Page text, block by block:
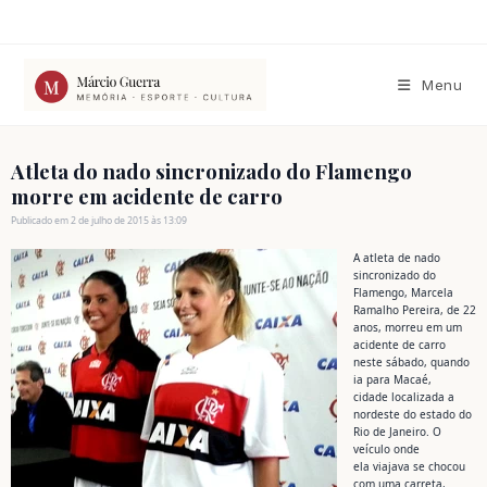
conteúdo
Menu
Atleta do nado sincronizado do Flamengo
morre em acidente de carro
Publicado em 2 de julho de 2015 às 13:09
A atleta de nado
sincronizado do
Flamengo, Marcela
Ramalho Pereira, de 22
anos, morreu em um
acidente de carro
neste sábado, quando
ia para Macaé,
cidade localizada a
nordeste do estado do
Rio de Janeiro. O
veículo onde
ela viajava se chocou
com uma carreta,